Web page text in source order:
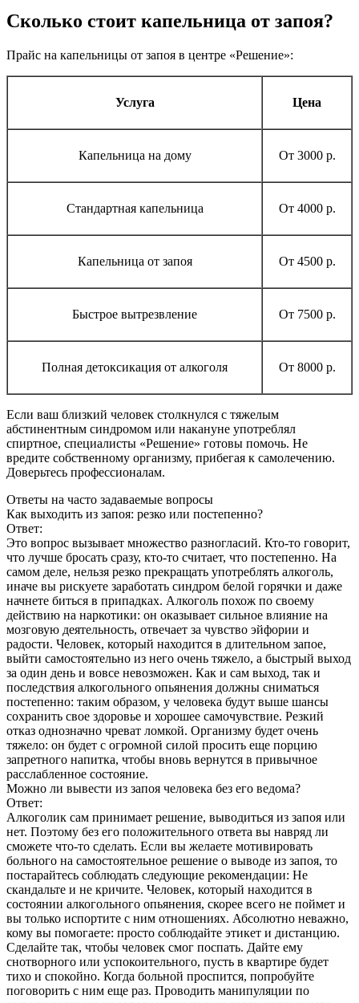
Сколько стоит капельница от запоя?
Прайс на капельницы от запоя в центре «Решение»:
Услуга Цена
Капельница на дому От 3000 р.
Стандартная капельница От 4000 р.
Капельница от запоя От 4500 р.
Быстрое вытрезвление От 7500 р.
Полная детоксикация от алкоголя От 8000 р.
Если ваш близкий человек столкнулся с тяжелым
абстинентным синдромом или накануне употреблял
спиртное, специалисты «Решение» готовы помочь. Не
вредите собственному организму, прибегая к самолечению.
Доверьтесь профессионалам.
Ответы на часто задаваемые вопросы
Как выходить из запоя: резко или постепенно?
Ответ:
Это вопрос вызывает множество разногласий. Кто-то говорит,
что лучше бросать сразу, кто-то считает, что постепенно. На
самом деле, нельзя резко прекращать употреблять алкоголь,
иначе вы рискуете заработать синдром белой горячки и даже
начнете биться в припадках. Алкоголь похож по своему
действию на наркотики: он оказывает сильное влияние на
мозговую деятельность, отвечает за чувство эйфории и
радости. Человек, который находится в длительном запое,
выйти самостоятельно из него очень тяжело, а быстрый выход
за один день и вовсе невозможен. Как и сам выход, так и
последствия алкогольного опьянения должны сниматься
постепенно: таким образом, у человека будут выше шансы
сохранить свое здоровье и хорошее самочувствие. Резкий
отказ однозначно чреват ломкой. Организму будет очень
тяжело: он будет с огромной силой просить еще порцию
запретного напитка, чтобы вновь вернутся в привычное
расслабленное состояние.
Можно ли вывести из запоя человека без его ведома?
Ответ:
Алкоголик сам принимает решение, выводиться из запоя или
нет. Поэтому без его положительного ответа вы навряд ли
сможете что-то сделать. Если вы желаете мотивировать
больного на самостоятельное решение о выводе из запоя, то
постарайтесь соблюдать следующие рекомендации: Не
скандальте и не кричите. Человек, который находится в
состоянии алкогольного опьянения, скорее всего не поймет и
вы только испортите с ним отношениях. Абсолютно неважно,
кому вы помогаете: просто соблюдайте этикет и дистанцию.
Сделайте так, чтобы человек смог поспать. Дайте ему
снотворного или успокоительного, пусть в квартире будет
тихо и спокойно. Когда больной проспится, попробуйте
поговорить с ним еще раз. Проводить манипуляции по